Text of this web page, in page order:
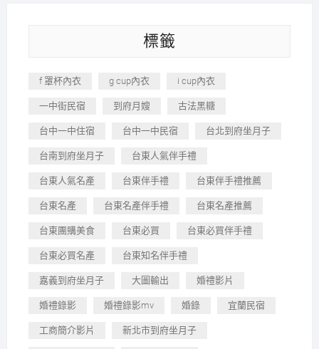
標籤
f 罩杯內衣 g cup內衣 i cup內衣
一中街民宿 到府月嫂 古法黑糖
台中一中住宿 台中一中民宿 台北到府坐月子
台南到府坐月子 台東人氣伴手禮
台東人氣名產 台東伴手禮 台東伴手禮推薦
台東名產 台東名產伴手禮 台東名產推薦
台東團購美食 台東必買 台東必買伴手禮
台東必買名產 台東知名伴手禮
嘉義到府坐月子 大圖輸出 婚禮影片
婚禮錄影 婚禮錄影mv 婚錄 宜蘭民宿
工商簡介影片 新北市到府坐月子